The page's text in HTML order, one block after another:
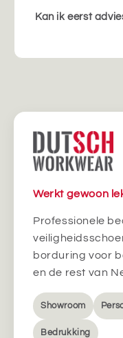
Kan ik eerst
Werkt gewoon
Professionele
borduring voor
en de rest van
Showroom
Bedrukking